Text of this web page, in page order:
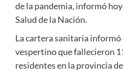
de la pandemia, informó
Salud de la Nación.
La cartera sanitaria informó
vespertino que fallecieron
residentes en la provincia